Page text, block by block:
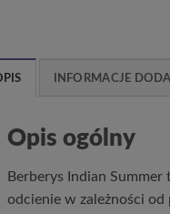
INFORMACJE
Opis ogólny
Berberys Indian
odcienie w zależności